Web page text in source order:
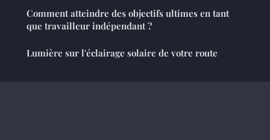
Comment atteindre des objectifs ultimes en tant
que travailleur indépendant ?
Lumière sur l'éclairage solaire de votre route